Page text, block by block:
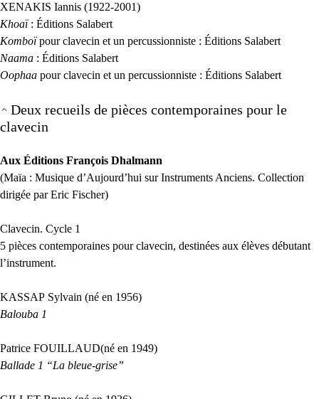
XENAKIS Iannis (1922-2001)
Khoaï: Éditions Salabert
Komboïpour clavecin et un percussionniste : Éditions Salabert
Naama : Éditions Salabert
Oophaa pour clavecin et un percussionniste : Éditions Salabert
Deux recueils de pièces contemporaines pour le
clavecin
Aux Éditions François Dhalmann
(Maïa : Musique d’Aujourd’hui sur Instruments Anciens. Collection
dirigée par Eric Fischer)
Clavecin. Cycle 1
5 pièces contemporaines pour clavecin, destinées aux élèves débutant
l’instrument.
KASSAP Sylvain (né en 1956)
Balouba 1
Patrice FOUILLAUD(né en 1949)
Ballade 1 “La bleue-grise”